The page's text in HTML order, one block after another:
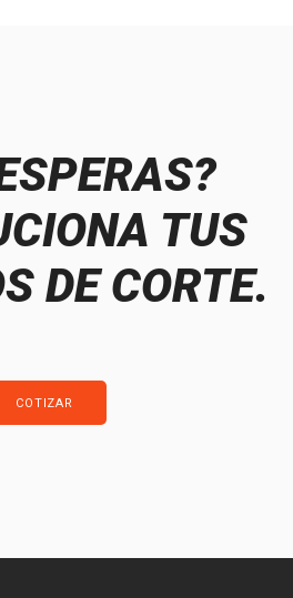
TUS
DE CORTE.
COTIZAR